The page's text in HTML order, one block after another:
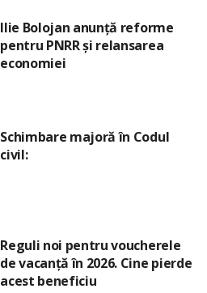
Ilie Bolojan anunță reforme
pentru PNRR și relansarea
economiei
Schimbare majoră în Codul
civil:
Reguli noi pentru voucherele
de vacanță în 2026. Cine pierde
acest beneficiu